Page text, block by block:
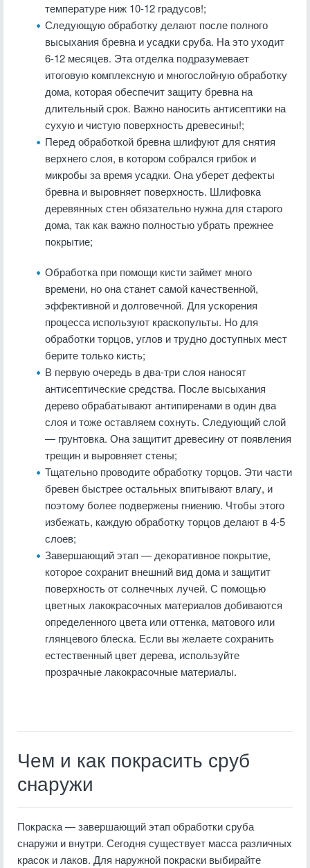
температуре ниж 10-12 градусов!;
Следующую обработку делают после полного
высыхания бревна и усадки сруба. На это уходит
6-12 месяцев. Эта отделка подразумевает
итоговую комплексную и многослойную обработку
дома, которая обеспечит защиту бревна на
длительный срок. Важно наносить антисептики на
сухую и чистую поверхность древесины!;
Перед обработкой бревна шлифуют для снятия
верхнего слоя, в котором собрался грибок и
микробы за время усадки. Она уберет дефекты
бревна и выровняет поверхность. Шлифовка
деревянных стен обязательно нужна для старого
дома, так как важно полностью убрать прежнее
покрытие;
Обработка при помощи кисти займет много
времени, но она станет самой качественной,
эффективной и долговечной. Для ускорения
процесса используют краскопульты. Но для
обработки торцов, углов и трудно доступных мест
берите только кисть;
В первую очередь в два-три слоя наносят
антисептические средства. После высыхания
дерево обрабатывают антипиренами в один два
слоя и тоже оставляем сохнуть. Следующий слой
— грунтовка. Она защитит древесину от появления
трещин и выровняет стены;
Тщательно проводите обработку торцов. Эти части
бревен быстрее остальных впитывают влагу, и
поэтому более подвержены гниению. Чтобы этого
избежать, каждую обработку торцов делают в 4-5
слоев;
Завершающий этап — декоративное покрытие,
которое сохранит внешний вид дома и защитит
поверхность от солнечных лучей. С помощью
цветных лакокрасочных материалов добиваются
определенного цвета или оттенка, матового или
глянцевого блеска. Если вы желаете сохранить
естественный цвет дерева, используйте
прозрачные лакокрасочные материалы.
Чем и как покрасить сруб
снаружи
Покраска — завершающий этап обработки сруба
снаружи и внутри. Сегодня существует масса различных
красок и лаков. Для наружной покраски выбирайте